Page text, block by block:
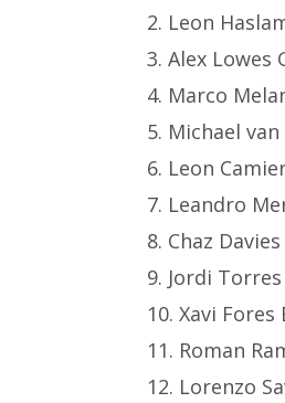
2. Leon
3. Alex Lowes
4. Marco
5. Michael van
6. Leon
7. Leandro
8. Chaz
9. Jordi Torres
10. Xavi Fores
11. Roman
12. Lorenzo